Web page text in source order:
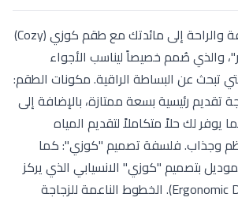
أضف لمسة من الألفة والراحة إلى مائدتك مع طقم كوزي (Cozy)
والذي صُمم خصيصاً ليناسب الأجواء
تبحث عن البساطة الراقية. مكونات الطقم:
تقديم رئيسية بسعة ممتازة، بالإضافة إلى
يوفر لك حلاً متكاملاً لتقديم المياه
وجذاب. فلسفة تصميم "كوزي": كما
بتصميم "كوزي" الانسيابي الذي يركز
على راحة اليد (Ergonomic Design). الخطوط الناعمة للزجاجة